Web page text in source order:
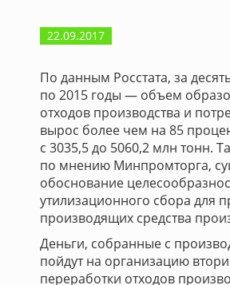
22.09.2017
По данным Росстата, за
по 2015 годы — объем
отходов производства и
вырос более чем на 85
с 3035,5 до 5060,2 млн тонн.
по мнению Минпромторга,
обоснование
утилизационного сбора для
производящих средства
Деньги, собранные с
пойдут на организацию
переработки отходов